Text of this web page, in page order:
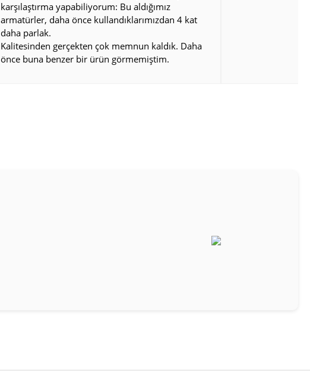
karşılaştırma yapabiliyorum: Bu aldığımız
armatürler, daha önce kullandıklarımızdan 4 kat
daha parlak.
Kalitesinden gerçekten çok memnun kaldık. Daha
önce buna benzer bir ürün görmemiştim.